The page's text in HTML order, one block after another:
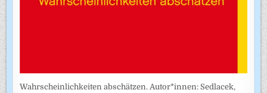
Wahrscheinlichkeiten abschätzen. Autor*innen: Sedlacek,